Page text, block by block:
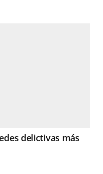
delictivas más